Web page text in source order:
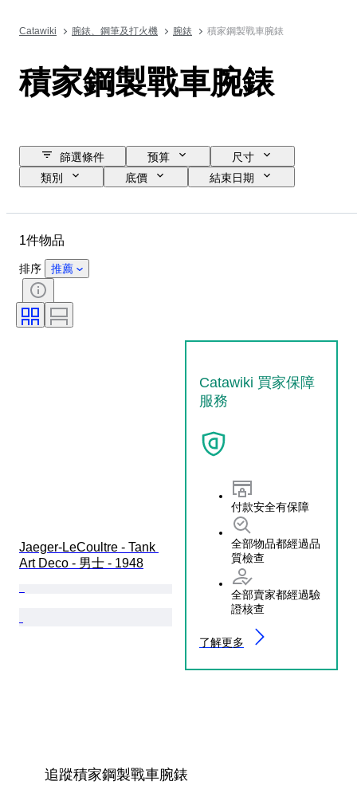
Catawiki 腕錶、鋼筆及打火機 腕錶 積家鋼製戰車腕錶
積家鋼製戰車腕錶
篩選條件 预算
尺寸
類別
底價
結束日期
時期
錶帶長度
錶殼直徑
1件物品
排序 推薦
Jaeger-LeCoultre - Tank
Art Deco - 男士 - 1948
Catawiki 買家保障
服務
付款安全有保障
全部物品都經過品
質檢查
全部賣家都經過驗
證核查
了解更多
追蹤積家鋼製戰車腕錶